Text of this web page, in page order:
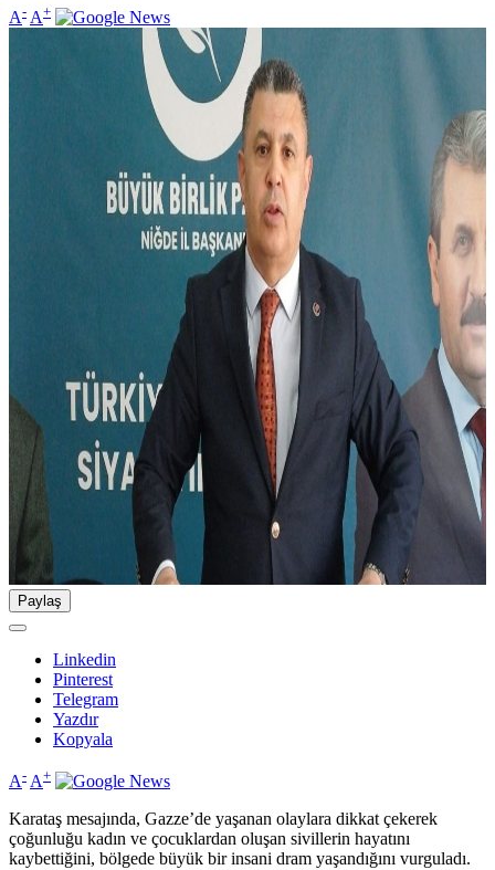
A- A+
Paylaş
Linkedin
Pinterest
Telegram
Yazdır
Kopyala
A- A+
Karataş mesajında, Gazze’de yaşanan olaylara dikkat çekerek
çoğunluğu kadın ve çocuklardan oluşan sivillerin hayatını
kaybettiğini, bölgede büyük bir insani dram yaşandığını vurguladı.